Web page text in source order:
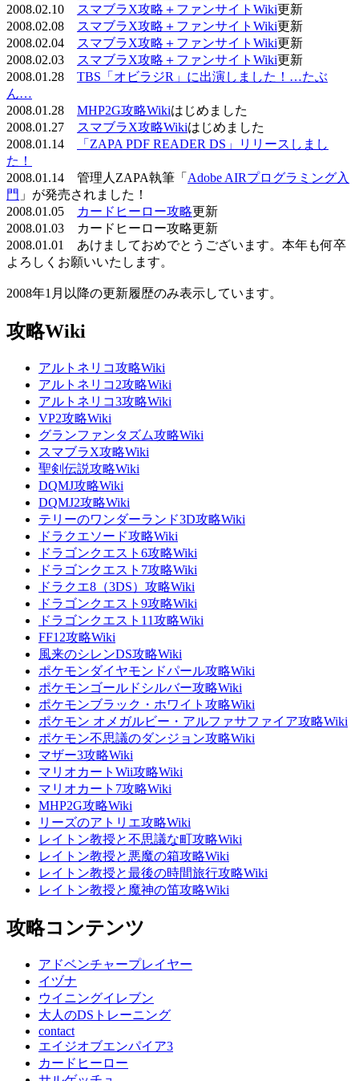
2008.02.10
スマブラX攻略＋ファンサイトWiki更新
2008.02.08
スマブラX攻略＋ファンサイトWiki更新
2008.02.04
スマブラX攻略＋ファンサイトWiki更新
2008.02.03
スマブラX攻略＋ファンサイトWiki更新
2008.01.28 TBS「オビラジR」に出演しました！…たぶ
ん…
2008.01.28 MHP2G攻略Wikiはじめました
2008.01.27
スマブラX攻略Wikiはじめました
2008.01.14
「ZAPA PDF READER DS」リリースしまし
た！
2008.01.14 管理人ZAPA執筆「 Adobe AIRプログラミング入
門 」が発売されました！
2008.01.05
カードヒーロー攻略更新
2008.01.03 カードヒーロー攻略更新
2008.01.01 あけましておめでとうございます。本年も何卒
よろしくお願いいたします。
2008年1月以降の更新履歴のみ表示しています。
攻略Wiki
アルトネリコ攻略Wiki
アルトネリコ2攻略Wiki
アルトネリコ3攻略Wiki
VP2攻略Wiki
グランファンタズム攻略Wiki
スマブラX攻略Wiki
聖剣伝説攻略Wiki
DQMJ攻略Wiki
DQMJ2攻略Wiki
テリーのワンダーランド3D攻略Wiki
ドラクエソード攻略Wiki
ドラゴンクエスト6攻略Wiki
ドラゴンクエスト7攻略Wiki
ドラクエ8（3DS）攻略Wiki
ドラゴンクエスト9攻略Wiki
ドラゴンクエスト11攻略Wiki
FF12攻略Wiki
風来のシレンDS攻略Wiki
ポケモンダイヤモンドパール攻略Wiki
ポケモンゴールドシルバー攻略Wiki
ポケモンブラック・ホワイト攻略Wiki
ポケモン オメガルビー・アルファサファイア攻略Wiki
ポケモン不思議のダンジョン攻略Wiki
マザー3攻略Wiki
マリオカートWii攻略Wiki
マリオカート7攻略Wiki
MHP2G攻略Wiki
リーズのアトリエ攻略Wiki
レイトン教授と不思議な町攻略Wiki
レイトン教授と悪魔の箱攻略Wiki
レイトン教授と最後の時間旅行攻略Wiki
レイトン教授と魔神の笛攻略Wiki
攻略コンテンツ
アドベンチャープレイヤー
イヅナ
ウイニングイレブン
大人のDSトレーニング
contact
エイジオブエンパイア3
カードヒーロー